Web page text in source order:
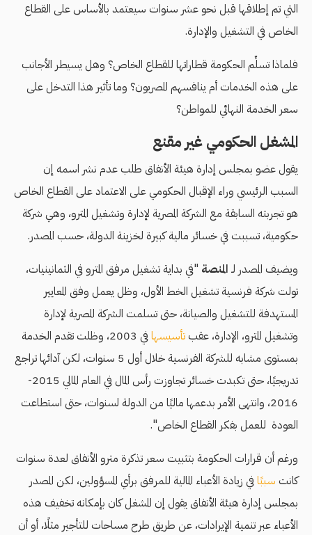
التي تم إطلاقها قبل نحو عشر سنوات سيعتمد بالأساس على القطاع
الخاص في التشغيل والإدارة.
فلماذا تسلِّم الحكومة قطاراتها للقطاع الخاص؟ وهل يسيطر الأجانب
على هذه الخدمات أم ينافسهم المصريون؟ وما تأثير هذا التدخل على
سعر الخدمة النهائي للمواطن؟
المشغل الحكومي غير مقنع
يقول عضو بمجلس إدارة هيئة الأنفاق طلب عدم نشر اسمه إن
السبب الرئيسي وراء الإقبال الحكومي على الاعتماد على القطاع الخاص
هو تجربته السابقة مع الشركة المصرية لإدارة وتشغيل المترو، وهي شركة
حكومية، تسببت في خسائر مالية كبيرة لخزينة الدولة، حسب المصدر.
ويضيف المصدر لـ المنصة "في بداية تشغيل مرفق المترو في الثمانينيات،
تولت شركة فرنسية تشغيل الخط الأول، وظل يعمل وفق المعايير
المستهدفة للتشغيل والصيانة، حتى تسلمت الشركة المصرية لإدارة
وتشغيل المترو، الإدارة، عقبتأسيسها
في 2003، وظلت تقدم الخدمة
بمستوى مشابه للشركة الفرنسية خلال أول 5 سنوات، لكن آدائها تراجع
تدريجيًا، حتى تكبدت خسائر تجاوزت رأس المال في العام المالي 2015-
2016، وانتهى الأمر بدعمها ماليًا من الدولة لسنوات، حتى استطاعت
العودة للعمل بفكر القطاع الخاص".
ورغم أن قرارات الحكومة بتثبيت سعر تذكرة مترو الأنفاق لعدة سنوات
كانت سببًافي زيادة الأعباء المالية للمرفق برأي المسؤولين، لكن المصدر
بمجلس إدارة هيئة الأنفاق يقول إن المشغل كان بإمكانه تخفيف هذه
الأعباء عبر تنمية الإيرادات، عن طريق طرح مساحات للتأجير مثلًا، أو أن